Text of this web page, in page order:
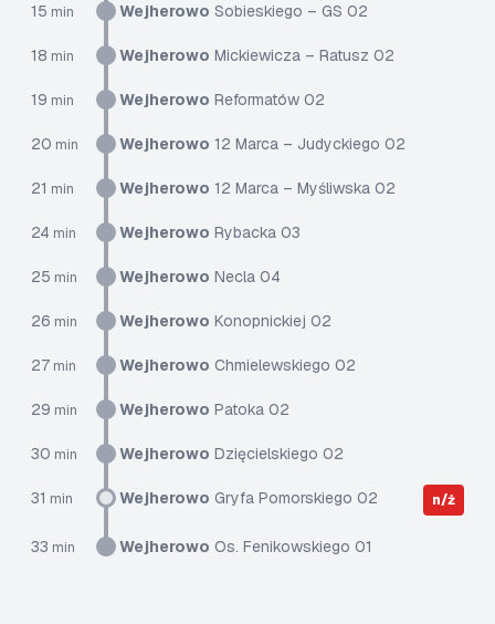
15 min Wejherowo Sobieskiego – GS 02
18 min Wejherowo Mickiewicza – Ratusz 02
19 min Wejherowo Reformatów 02
20 min Wejherowo 12 Marca – Judyckiego 02
21 min Wejherowo 12 Marca – Myśliwska 02
24 min Wejherowo Rybacka 03
25 min Wejherowo Necla 04
26 min Wejherowo Konopnickiej 02
27 min Wejherowo Chmielewskiego 02
29 min Wejherowo Patoka 02
30 min Wejherowo Dzięcielskiego 02
31 min Wejherowo Gryfa Pomorskiego 02 n/ż
33 min Wejherowo Os. Fenikowskiego 01